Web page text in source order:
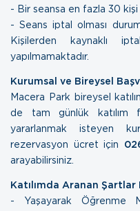
- Bir seansa en fazla 30 kişi
- Seans iptal olması
Kişilerden kaynaklı
yapılmamaktadır.
Kurumsal ve Bireysel
Macera Park bireysel
de tam günlük katılım
yararlanmak isteyen
rezervasyon ücret için
arayabilirsiniz.
Katılımda Aranan Şartlar
- Yaşayarak Öğrenme